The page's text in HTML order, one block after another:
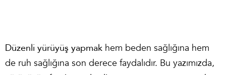
Düzenli yürüyüş yapmak hem beden sağlığına hem
de ruh sağlığına son derece faydalıdır. Bu yazımızda,